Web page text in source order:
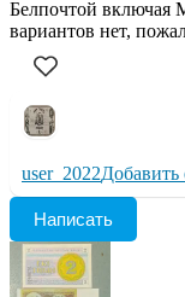
Белпочтой включая
вариантов нет,
user_2022Добавить
Написать